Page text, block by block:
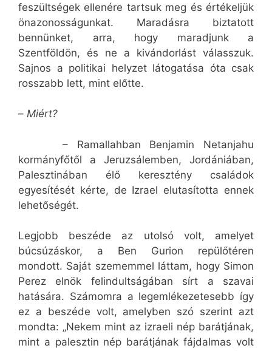
feszültségek ellenére tartsuk meg és értékeljük
önazonosságunkat. Maradásra biztatott
bennünket, arra, hogy maradjunk a
Szentföldön, és ne a kivándorlást válasszuk.
Sajnos a politikai helyzet látogatása óta csak
rosszabb lett, mint előtte.
– Miért?
– Ramallahban Benjamin Netanjahu
kormányfőtől a Jeruzsálemben, Jordániában,
Palesztinában élő keresztény családok
egyesítését kérte, de Izrael elutasította ennek
lehetőségét.
Legjobb beszéde az utolsó volt, amelyet
búcsúzáskor, a Ben Gurion repülőtéren
mondott. Saját szememmel láttam, hogy Simon
Perez elnök felindultságában sírt a szavai
hatására. Számomra a legemlékezetesebb így
ez a beszéde volt, amelyben szó szerint azt
mondta: „Nekem mint az izraeli nép barátjának,
mint a palesztin nép barátjának fájdalmas volt